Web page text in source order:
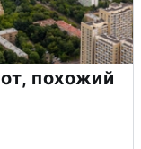
похожий